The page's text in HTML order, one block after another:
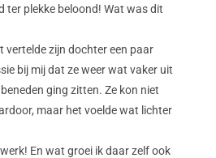
ter plekke beloond! Wat was dit
vertelde zijn dochter een paar
bij mij dat ze weer wat vaker uit
ging zitten. Ze kon niet
maar het voelde wat lichter
En wat groei ik daar zelf ook